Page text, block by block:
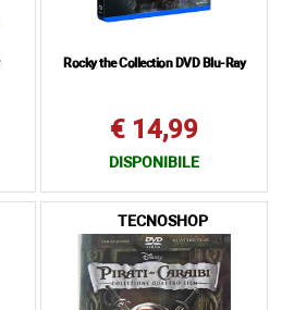
Rocky the Collection DVD Blu-Ray
€ 14,99
DISPONIBILE
TECNOSHOP